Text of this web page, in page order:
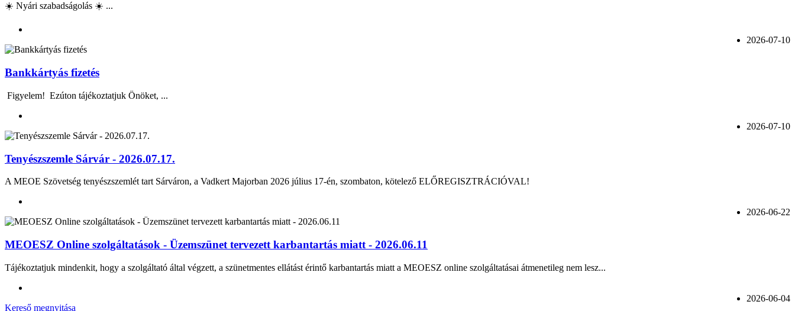
☀️ Nyári szabadságolás ☀️ ...
2026-07-10
Bankkártyás fizetés
Figyelem! Ezúton tájékoztatjuk Önöket, ...
2026-07-10
Tenyészszemle Sárvár - 2026.07.17.
A MEOE Szövetség tenyészszemlét tart Sárváron, a Vadkert Majorban 2026 július 17-én, szombaton, kötelező ELŐREGISZTRÁCIÓVAL!
2026-06-22
MEOESZ Online szolgáltatások - Üzemszünet tervezett karbantartás miatt - 2026.06.11
Tájékoztatjuk mindenkit, hogy a szolgáltató által végzett, a szünetmentes ellátást érintő karbantartás miatt a MEOESZ online szolgáltatásai átmenetileg nem lesz...
2026-06-04
Kereső megnyitása